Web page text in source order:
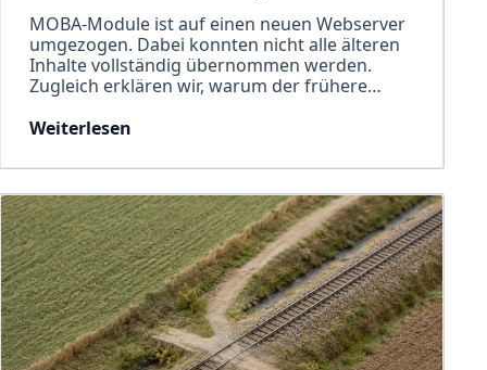
MOBA-Module ist auf einen neuen Webserver
umgezogen. Dabei konnten nicht alle älteren
Inhalte vollständig übernommen werden.
Zugleich erklären wir, warum der frühere…
Weiterlesen